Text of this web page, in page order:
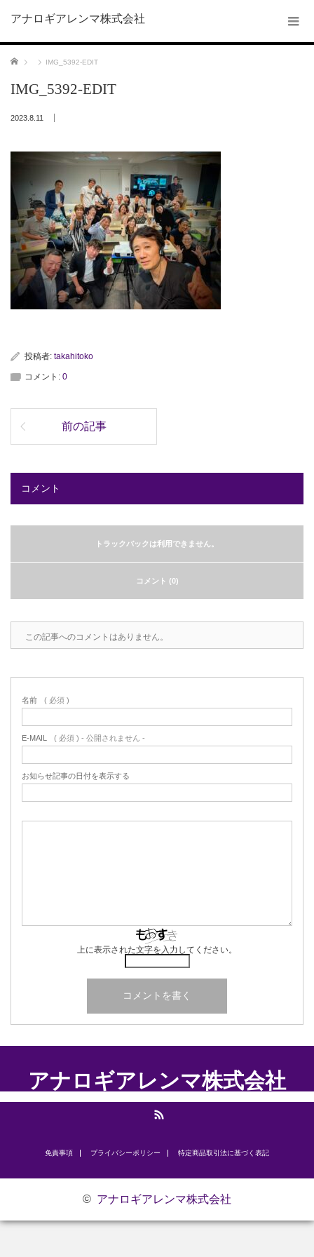
アナロギアレンマ株式会社
ホーム IMG_5392-EDIT
IMG_5392-EDIT
2023.8.11
投稿者: takahitoko
コメント: 0
前の記事
コメント
トラックバックは利用できません。
コメント (0)
この記事へのコメントはありません。
名前 ( 必須 )
E-MAIL ( 必須 ) - 公開されません -
お知らせ記事の日付を表示する
上に表示された文字を入力してください。
アナロギアレンマ株式会社
免責事項 プライバシーポリシー ​特定商品取引法に基づく表記
© アナロギアレンマ株式会社